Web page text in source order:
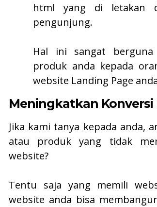
html yang di letakan
pengunjung.
Hal ini sangat
produk anda kepada
website Landing Page
Meningkatkan Konversi
Jika kami tanya kepada anda,
atau produk yang tidak
website?
Tentu saja yang memili
website anda bisa